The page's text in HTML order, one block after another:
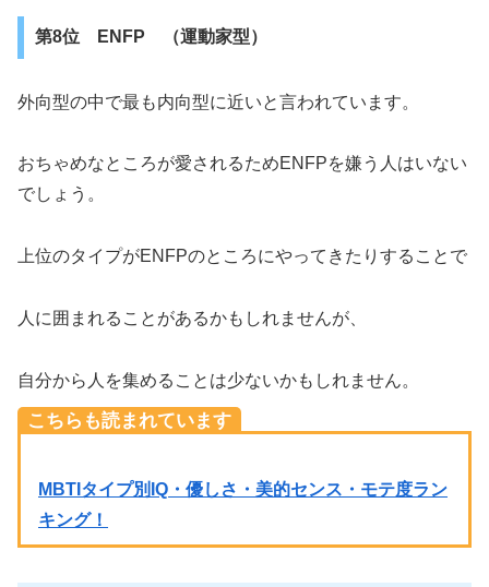
第8位 ENFP （運動家型）
外向型の中で最も内向型に近いと言われています。
おちゃめなところが愛されるためENFPを嫌う人はいない
でしょう。
上位のタイプがENFPのところにやってきたりすることで
人に囲まれることがあるかもしれませんが、
自分から人を集めることは少ないかもしれません。
こちらも読まれています
MBTIタイプ別IQ・優しさ・美的センス・モテ度ラン
キング！